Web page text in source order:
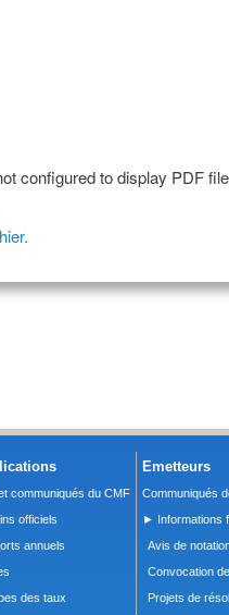
configured to display PDF
communiqués du CMF
officiels
annuels
des taux
Emetteurs
Communiqués
► Informations
Avis de
Convocation
Projets de